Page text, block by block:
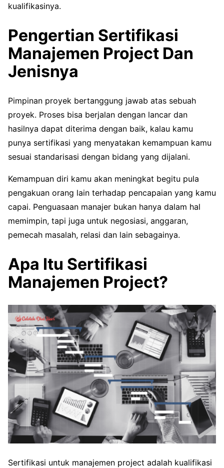
kualifikasinya.
Pengertian Sertifikasi
Manajemen Project Dan
Jenisnya
Pimpinan proyek bertanggung jawab atas sebuah
proyek. Proses bisa berjalan dengan lancar dan
hasilnya dapat diterima dengan baik, kalau kamu
punya sertifikasi yang menyatakan kemampuan kamu
sesuai standarisasi dengan bidang yang dijalani.
Kemampuan diri kamu akan meningkat begitu pula
pengakuan orang lain terhadap pencapaian yang kamu
capai. Penguasaan manajer bukan hanya dalam hal
memimpin, tapi juga untuk negosiasi, anggaran,
pemecah masalah, relasi dan lain sebagainya.
Apa Itu Sertifikasi
Manajemen Project?
Sertifikasi untuk manajemen project adalah kualifikasi